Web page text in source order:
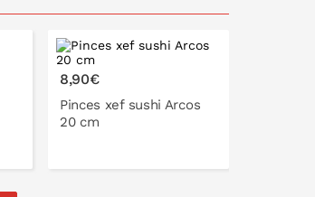
8,90€
Pinces xef sushi Arcos
20 cm